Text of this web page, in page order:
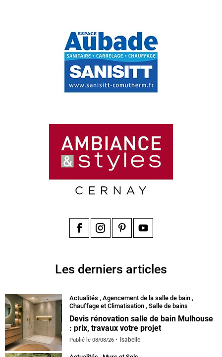
Les derniers articles
Actualités , Agencement de la salle de bain ,
Chauffage et Climatisation , Salle de bains
Devis rénovation salle de bain Mulhouse
: prix, travaux votre projet
Publié le 08/08/26 Isabelle